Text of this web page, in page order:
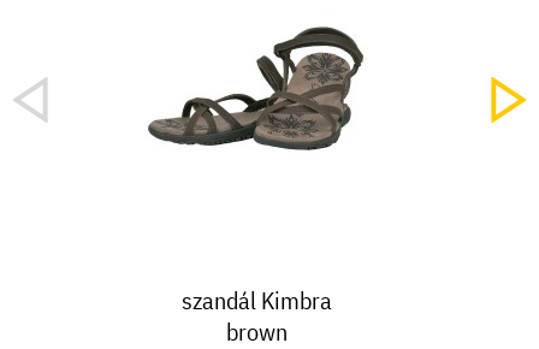
szandál Kimbra
brown